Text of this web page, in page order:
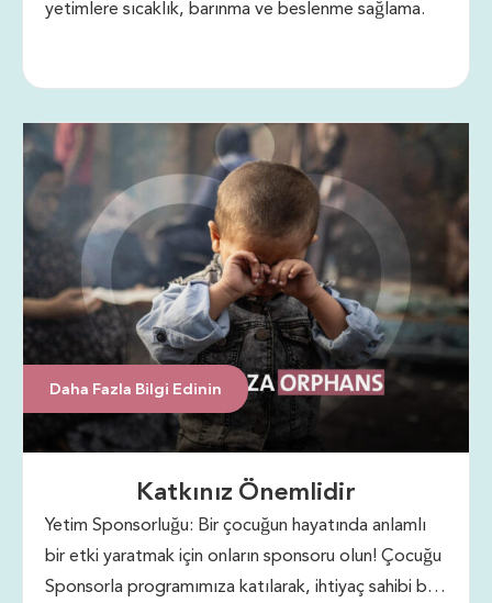
yetimlere sıcaklık, barınma ve beslenme sağlama.
Daha Fazla Bilgi Edinin
Katkınız Önemlidir
Yetim Sponsorluğu: Bir çocuğun hayatında anlamlı
bir etki yaratmak için onların sponsoru olun! Çocuğu
Sponsorla programımıza katılarak, ihtiyaç sahibi bir